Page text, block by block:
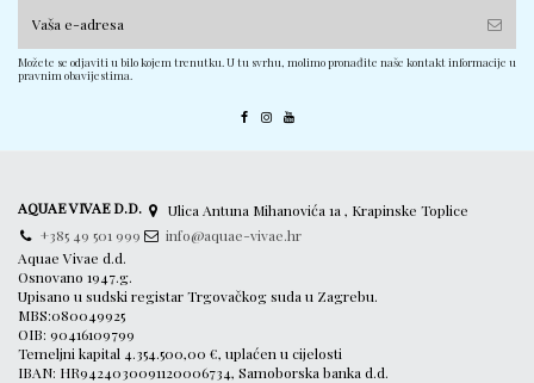
Možete se odjaviti u bilo kojem trenutku. U tu svrhu, molimo pronađite naše kontakt informacije u
pravnim obavijestima.
AQUAE VIVAE D.D.
Ulica Antuna Mihanovića 1a , Krapinske Toplice
+385 49 501 999
info@aquae-vivae.hr
Aquae Vivae d.d.
Osnovano 1947.g.
Upisano u sudski registar Trgovačkog suda u Zagrebu.
MBS:080049925
OIB: 90416109799
Temeljni kapital 4.354.500,00 €, uplaćen u cijelosti
IBAN: HR9424030091120006734, Samoborska banka d.d.